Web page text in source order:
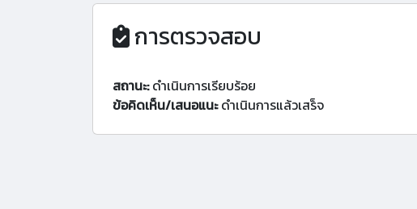
การตรวจสอบ
สถานะ:ดำเนินการเรียบร้อย
ข้อคิดเห็น/เสนอแนะดำเนินการแล้วเสร็จ